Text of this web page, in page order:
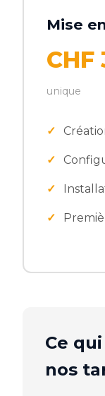
Mise
CHF
unique
Ce
nos